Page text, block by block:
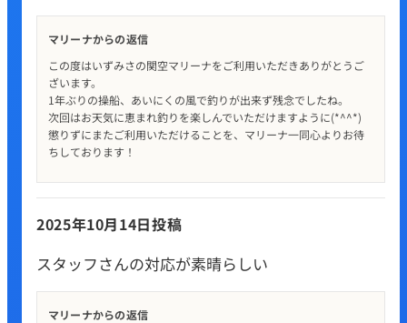
マリーナからの返信
この度はいずみさの関空マリーナをご利用いただきありがとうご
ざいます。
1年ぶりの操船、あいにくの風で釣りが出来ず残念でしたね。
次回はお天気に恵まれ釣りを楽しんでいただけますように(*^^*)
懲りずにまたご利用いただけることを、マリーナ一同心よりお待
ちしております！
2025年10月14日投稿
スタッフさんの対応が素晴らしい
マリーナからの返信